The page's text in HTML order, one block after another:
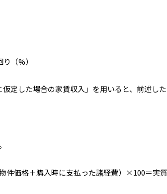
（%）
定した場合の家賃収入」を用いると、前述した
件価格＋購入時に支払った諸経費）×100＝実質